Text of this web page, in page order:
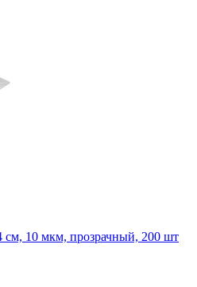
см, 10 мкм, прозрачный, 200 шт